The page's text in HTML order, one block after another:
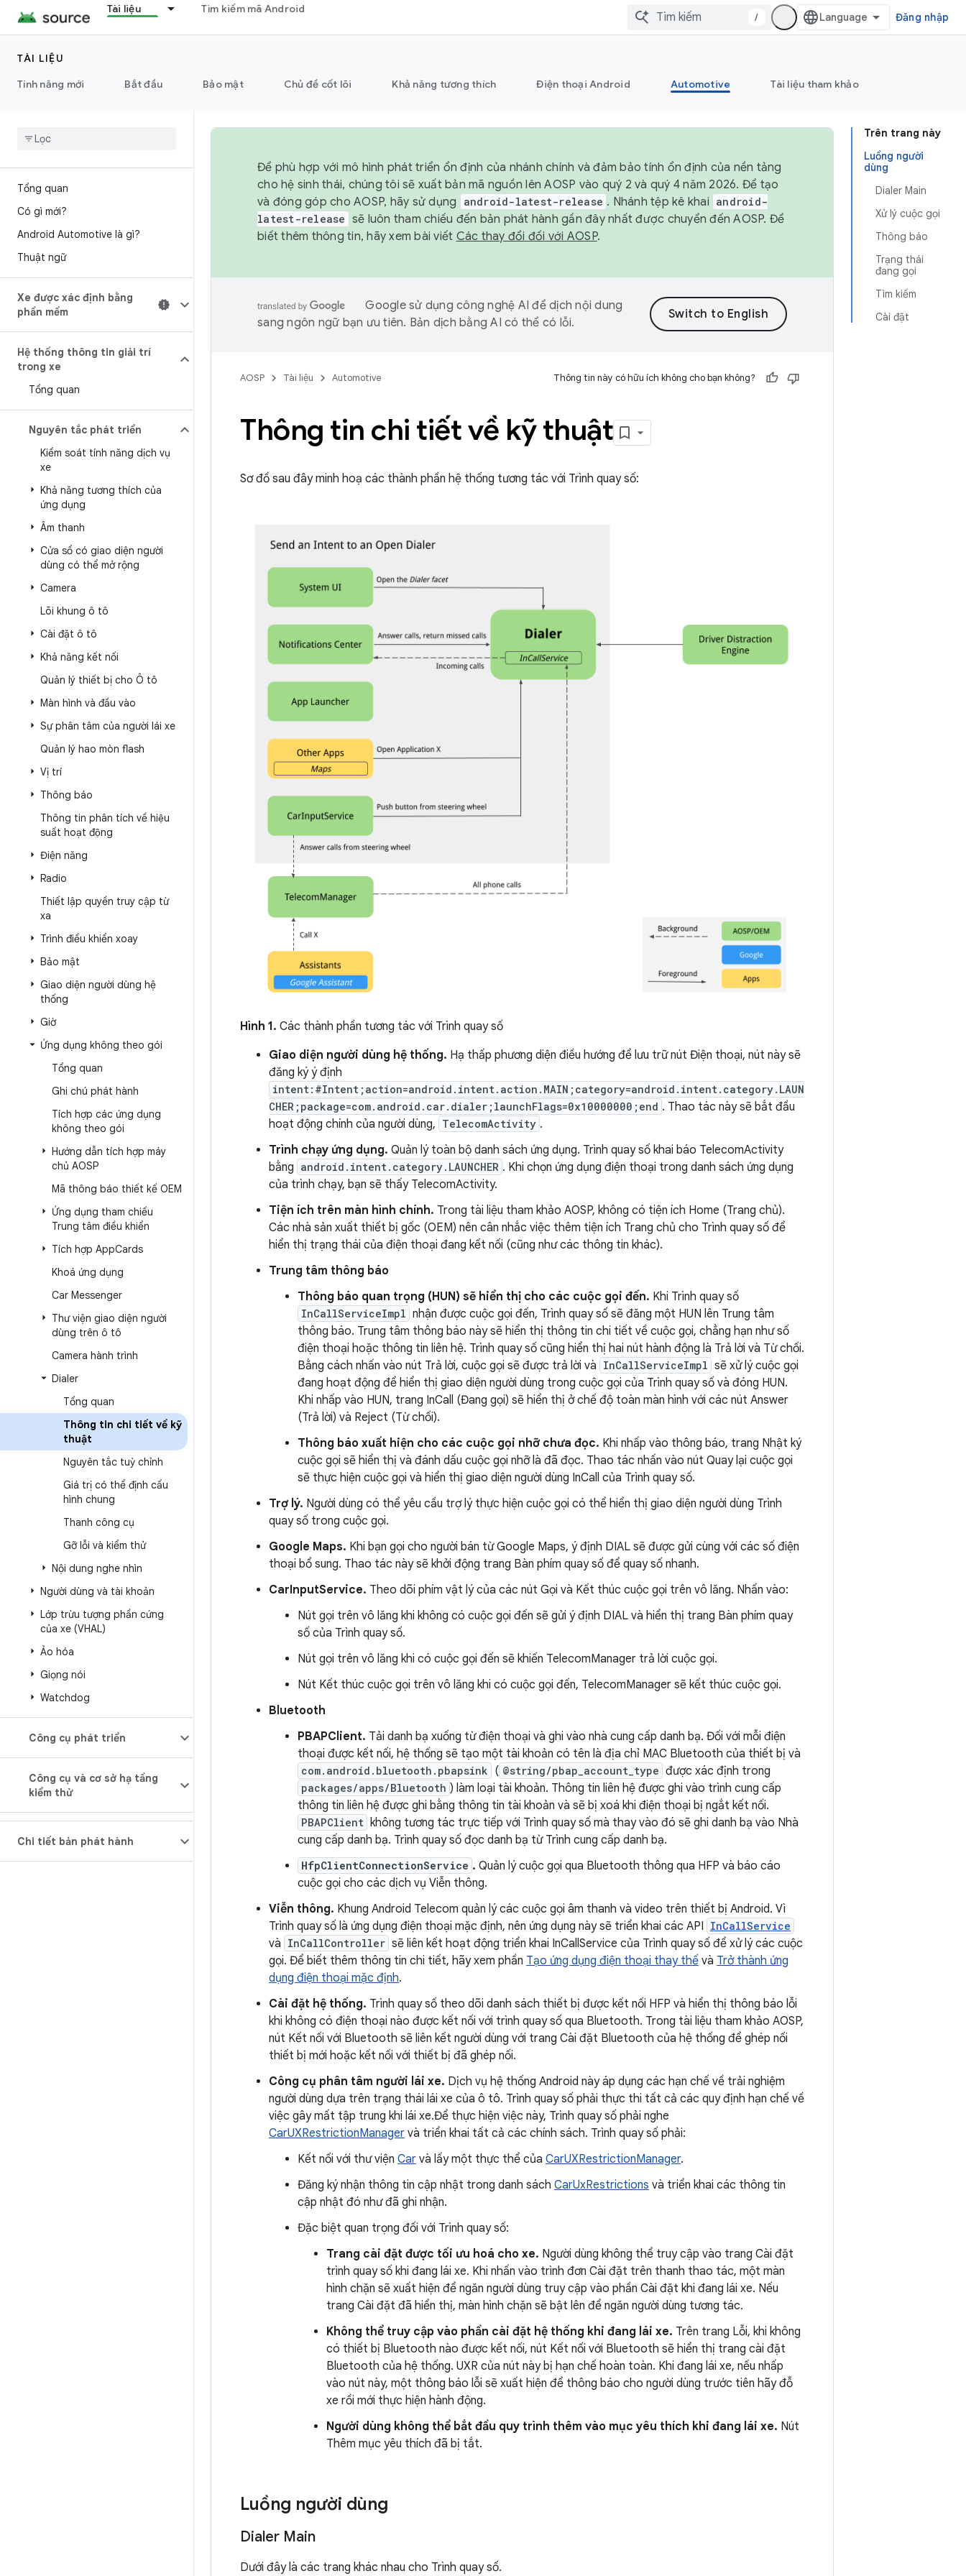
Tài liệu Tìm kiếm mã Android
/ Đăng nhập
TÀI LIỆU
Tính năng mới
Bắt đầu Bảo mật Chủ đề cốt lõi Khả năng tương thích Điện thoại Android Automotive Tài liệu tham khảo
Tổng quan
Có gì mới?
Android Automotive là gì?
Thuật ngữ
Xe được xác định bằng
phần mềm
Hệ thống thông tin giải trí
trong xe
Tổng quan
Nguyên tắc phát triển
Kiểm soát tính năng dịch vụ
xe
Khả năng tương thích của
ứng dụng
Âm thanh
Cửa sổ có giao diện người
dùng có thể mở rộng
Camera
Lõi khung ô tô
Cài đặt ô tô
Khả năng kết nối
Quản lý thiết bị cho Ô tô
Màn hình và đầu vào
Sự phân tâm của người lái xe
Quản lý hao mòn flash
Vị trí
Thông báo
Thông tin phân tích về hiệu
suất hoạt động
Điện năng
Radio
Thiết lập quyền truy cập từ
xa
Trình điều khiển xoay
Bảo mật
Giao diện người dùng hệ
thống
Giờ
Ứng dụng không theo gói
Tổng quan
Ghi chú phát hành
Tích hợp các ứng dụng
không theo gói
Hướng dẫn tích hợp máy
chủ AOSP
Mã thông báo thiết kế OEM
Ứng dụng tham chiếu
Trung tâm điều khiển
Tích hợp AppCards
Khoá ứng dụng
Car Messenger
Thư viện giao diện người
dùng trên ô tô
Camera hành trình
Dialer
Tổng quan
Thông tin chi tiết về kỹ
thuật
Nguyên tắc tuỳ chỉnh
Giá trị có thể định cấu
hình chung
Thanh công cụ
Gỡ lỗi và kiểm thử
Nội dung nghe nhìn
Người dùng và tài khoản
Lớp trừu tượng phần cứng
của xe (VHAL)
Ảo hóa
Giọng nói
Watchdog
Công cụ phát triển
Công cụ và cơ sở hạ tầng
kiểm thử
Chi tiết bản phát hành
Trên trang này
Luồng người
dùng
Dialer Main
Xử lý cuộc gọi
Thông báo
Trạng thái
đang gọi
Tìm kiếm
Cài đặt
Để phù hợp với mô hình phát triển ổn định của nhánh chính và đảm bảo tính ổn định của nền tảng
cho hệ sinh thái, chúng tôi sẽ xuất bản mã nguồn lên AOSP vào quý 2 và quý 4 năm 2026. Để tạo
và đóng góp cho AOSP, hãy sử dụng
android-latest-release . Nhánh tệp kê khai android-
latest-release sẽ luôn tham chiếu đến bản phát hành gần đây nhất được chuyển đến AOSP. Để
biết thêm thông tin, hãy xem bài viết Các thay đổi đối với AOSP.
Google sử dụng công nghệ AI để dịch nội dung
sang ngôn ngữ bạn ưu tiên. Bản dịch bằng AI có thể có lỗi.
AOSP Tài liệu Automotive Thông tin này có hữu ích không cho bạn không?
Thông tin chi tiết về kỹ thuật
Sơ đồ sau đây minh hoạ các thành phần hệ thống tương tác với Trình quay số:
Hình 1. Các thành phần tương tác với Trình quay số
Giao diện người dùng hệ thống. Hạ thấp phương diện điều hướng để lưu trữ nút Điện thoại, nút này sẽ
đăng ký ý định
intent:#Intent;action=android.intent.action.MAIN;category=android.intent.category.LAUN
CHER;package=com.android.car.dialer;launchFlags=0x10000000;end . Thao tác này sẽ bắt đầu
hoạt động chính của người dùng, TelecomActivity .
Trình chạy ứng dụng. Quản lý toàn bộ danh sách ứng dụng. Trình quay số khai báo TelecomActivity
bằng android.intent.category.LAUNCHER . Khi chọn ứng dụng điện thoại trong danh sách ứng dụng
của trình chạy, bạn sẽ thấy TelecomActivity.
Tiện ích trên màn hình chính. Trong tài liệu tham khảo AOSP, không có tiện ích Home (Trang chủ).
Các nhà sản xuất thiết bị gốc (OEM) nên cân nhắc việc thêm tiện ích Trang chủ cho Trình quay số để
hiển thị trạng thái của điện thoại đang kết nối (cũng như các thông tin khác).
Trung tâm thông báo
Thông báo quan trọng (HUN) sẽ hiển thị cho các cuộc gọi đến. Khi Trình quay số
InCallServiceImpl nhận được cuộc gọi đến, Trình quay số sẽ đăng một HUN lên Trung tâm
thông báo. Trung tâm thông báo này sẽ hiển thị thông tin chi tiết về cuộc gọi, chẳng hạn như số
điện thoại hoặc thông tin liên hệ. Trình quay số cũng hiển thị hai nút hành động là Trả lời và Từ chối.
Bằng cách nhấn vào nút Trả lời, cuộc gọi sẽ được trả lời và InCallServiceImpl sẽ xử lý cuộc gọi
đang hoạt động để hiển thị giao diện người dùng trong cuộc gọi của Trình quay số và đóng HUN.
Khi nhấp vào HUN, trang InCall (Đang gọi) sẽ hiển thị ở chế độ toàn màn hình với các nút Answer
(Trả lời) và Reject (Từ chối).
Thông báo xuất hiện cho các cuộc gọi nhỡ chưa đọc. Khi nhấp vào thông báo, trang Nhật ký
cuộc gọi sẽ hiển thị và đánh dấu cuộc gọi nhỡ là đã đọc. Thao tác nhấn vào nút Quay lại cuộc gọi
sẽ thực hiện cuộc gọi và hiển thị giao diện người dùng InCall của Trình quay số.
Trợ lý. Người dùng có thể yêu cầu trợ lý thực hiện cuộc gọi có thể hiển thị giao diện người dùng Trình
quay số trong cuộc gọi.
Google Maps. Khi bạn gọi cho người bán từ Google Maps, ý định DIAL sẽ được gửi cùng với các số điện
thoại bổ sung. Thao tác này sẽ khởi động trang Bàn phím quay số để quay số nhanh.
CarInputService. Theo dõi phím vật lý của các nút Gọi và Kết thúc cuộc gọi trên vô lăng. Nhấn vào:
Nút gọi trên vô lăng khi không có cuộc gọi đến sẽ gửi ý định DIAL và hiển thị trang Bàn phím quay
số của Trình quay số.
Nút gọi trên vô lăng khi có cuộc gọi đến sẽ khiến TelecomManager trả lời cuộc gọi.
Nút Kết thúc cuộc gọi trên vô lăng khi có cuộc gọi đến, TelecomManager sẽ kết thúc cuộc gọi.
Bluetooth
PBAPClient. Tải danh bạ xuống từ điện thoại và ghi vào nhà cung cấp danh bạ. Đối với mỗi điện
thoại được kết nối, hệ thống sẽ tạo một tài khoản có tên là địa chỉ MAC Bluetooth của thiết bị và
com.android.bluetooth.pbapsink ( @string/pbap_account_type được xác định trong
packages/apps/Bluetooth ) làm loại tài khoản. Thông tin liên hệ được ghi vào trình cung cấp
thông tin liên hệ được ghi bằng thông tin tài khoản và sẽ bị xoá khi điện thoại bị ngắt kết nối.
PBAPClient không tương tác trực tiếp với Trình quay số mà thay vào đó sẽ ghi danh bạ vào Nhà
cung cấp danh bạ. Trình quay số đọc danh bạ từ Trình cung cấp danh bạ.
HfpClientConnectionService . Quản lý cuộc gọi qua Bluetooth thông qua HFP và báo cáo
cuộc gọi cho các dịch vụ Viễn thông.
Viễn thông. Khung Android Telecom quản lý các cuộc gọi âm thanh và video trên thiết bị Android. Vì
Trình quay số là ứng dụng điện thoại mặc định, nên ứng dụng này sẽ triển khai các API InCallService
và InCallController sẽ liên kết hoạt động triển khai InCallService của Trình quay số để xử lý các cuộc
gọi. Để biết thêm thông tin chi tiết, hãy xem phần Tạo ứng dụng điện thoại thay thế và Trở thành ứng
dụng điện thoại mặc định.
Cài đặt hệ thống. Trình quay số theo dõi danh sách thiết bị được kết nối HFP và hiển thị thông báo lỗi
khi không có điện thoại nào được kết nối với trình quay số qua Bluetooth. Trong tài liệu tham khảo AOSP,
nút Kết nối với Bluetooth sẽ liên kết người dùng với trang Cài đặt Bluetooth của hệ thống để ghép nối
thiết bị mới hoặc kết nối với thiết bị đã ghép nối.
Công cụ phân tâm người lái xe. Dịch vụ hệ thống Android này áp dụng các hạn chế về trải nghiệm
người dùng dựa trên trạng thái lái xe của ô tô. Trình quay số phải thực thi tất cả các quy định hạn chế về
việc gây mất tập trung khi lái xe.Để thực hiện việc này, Trình quay số phải nghe
CarUXRestrictionManager và triển khai tất cả các chính sách. Trình quay số phải:
Kết nối với thư viện Car và lấy một thực thể của CarUXRestrictionManager.
Đăng ký nhận thông tin cập nhật trong danh sách CarUxRestrictions và triển khai các thông tin
cập nhật đó như đã ghi nhận.
Đặc biệt quan trọng đối với Trình quay số:
Trang cài đặt được tối ưu hoá cho xe. Người dùng không thể truy cập vào trang Cài đặt
trình quay số khi đang lái xe. Khi nhấn vào trình đơn Cài đặt trên thanh thao tác, một màn
hình chặn sẽ xuất hiện để ngăn người dùng truy cập vào phần Cài đặt khi đang lái xe. Nếu
trang Cài đặt đã hiển thị, màn hình chặn sẽ bật lên để ngăn người dùng tương tác.
Không thể truy cập vào phần cài đặt hệ thống khi đang lái xe. Trên trang Lỗi, khi không
có thiết bị Bluetooth nào được kết nối, nút Kết nối với Bluetooth sẽ hiển thị trang cài đặt
Bluetooth của hệ thống. UXR của nút này bị hạn chế hoàn toàn. Khi đang lái xe, nếu nhấp
vào nút này, một thông báo lỗi sẽ xuất hiện để thông báo cho người dùng trước tiên hãy đỗ
xe rồi mới thực hiện hành động.
Người dùng không thể bắt đầu quy trình thêm vào mục yêu thích khi đang lái xe. Nút
Thêm mục yêu thích đã bị tắt.
Luồng người dùng
Dialer Main
Dưới đây là các trang khác nhau cho Trình quay số.